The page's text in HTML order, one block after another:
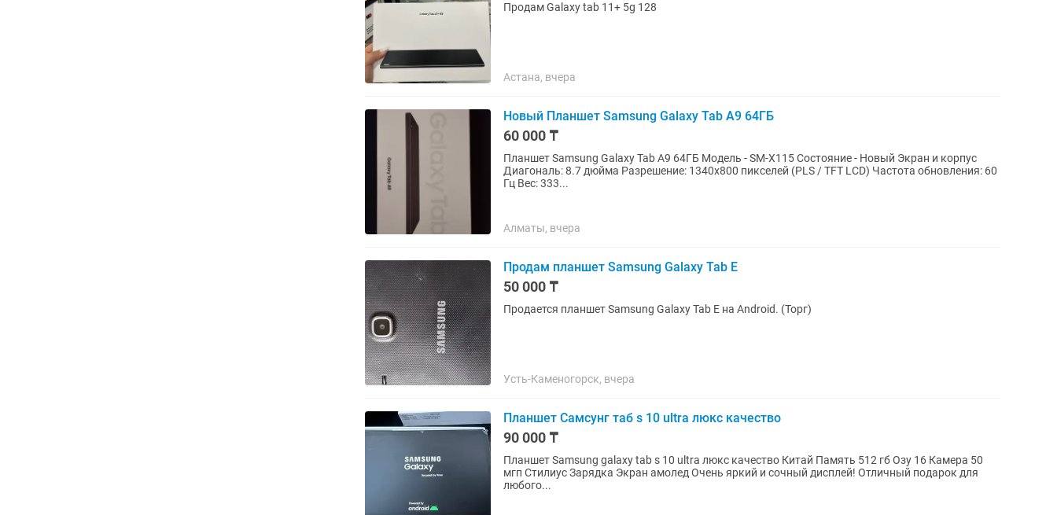
Продам Galaxy tab 11+ 5g 128
Астана, вчера
Новый Планшет Samsung Galaxy Tab A9 64ГБ
60 000 ₸
Планшет Samsung Galaxy Tab A9 64ГБ Модель - SM-X115 Состояние - Новый Экран и корпус
Диагональ: 8.7 дюйма Разрешение: 1340x800 пикселей (PLS / TFT LCD) Частота обновления: 60
Гц Вес: 333...
Алматы, вчера
Продам планшет Samsung Galaxy Tab E
50 000 ₸
Продается планшет Samsung Galaxy Tab E на Android. (Торг)
Усть-Каменогорск, вчера
Планшет Самсунг таб s 10 ultra люкс качество
90 000 ₸
Планшет Samsung galaxy tab s 10 ultra люкс качество Китай Память 512 гб Озу 16 Камера 50
мгп Стилиус Зарядка Экран амолед Очень яркий и сочный дисплей! Отличный подарок для
любого...